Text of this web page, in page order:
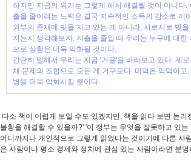
하지만 지금의 위기는 그렇게 해서 해결될 것이 아니다
출을 줄이려는 노력은 결국 지속적인 소득의 감소로 이
외부의 존재에 빚을 지고 있는 게 아니라, 서로서로 빚
지는지 생각해보자. 지출을 줄일 때 우리는 누구에 대
으로 상황은 더욱 악화될 것이다.
간단히 말해서 우리는 지금 '거울'을 바라보고 있다. 제
채 문제의 조합으로 모든 게 거꾸로다. 미덕은 악덕이
병을 더욱 악화시킬 뿐이다.
다소 책이 어렵게 보일 수도 있겠지만, 책을 읽다 보면 논
불황을 해결할 수 있을까?' '이 정부는 무엇을 잘못하고 있
어디까지나 개인적으로 그렇게 읽었다는 것이기에 다른 사
은 사람이나 평소 경제와 정치에 관심 있는 사람이라면 분